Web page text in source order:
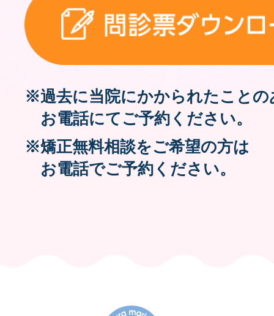
※過去に当院にかかられたことの
お電話にてご予約ください。
※矯正無料相談をご希望の方は
お電話でご予約ください。